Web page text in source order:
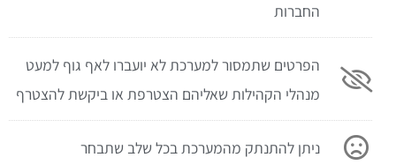
החברות
הפרטים שתמסור למערכת לא יועברו לאף גוף למעט
מנהלי הקהילות שאליהם הצטרפת או ביקשת להצטרף
ניתן להתנתק מהמערכת בכל שלב שתבחר